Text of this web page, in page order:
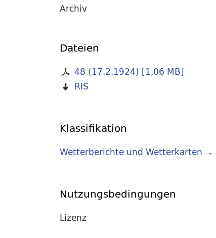
Archiv
Dateien
48 (17.2.1924) [1,06 MB]
RIS
Klassifikation
Wetterberichte und Wetterkarten →
Nutzungsbedingungen
Lizenz